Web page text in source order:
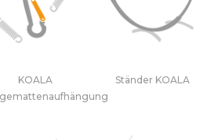
KOALA
Ständer KOALA